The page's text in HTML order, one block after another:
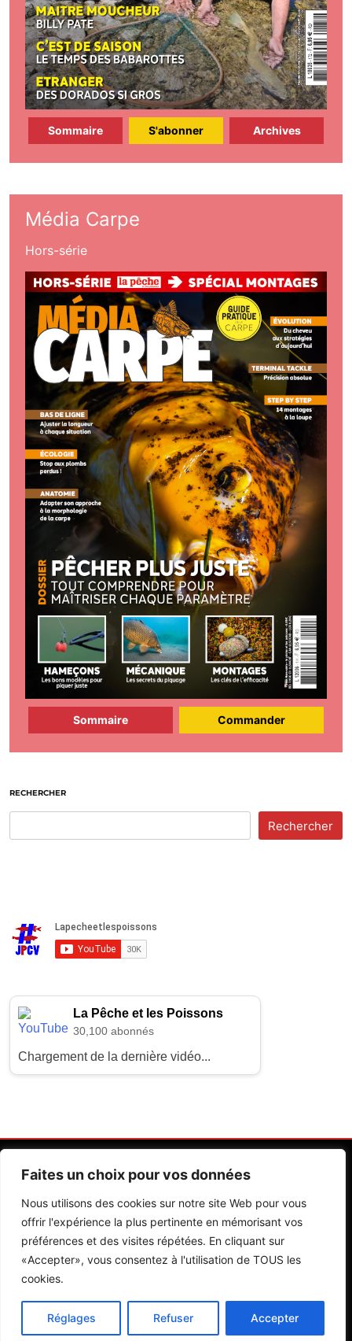
Faites un choix pour vos données
Nous utilisons des cookies sur notre site Web pour vous
offrir l'expérience la plus pertinente en mémorisant vos
préférences et des visites répétées. En cliquant sur
«Accepter», vous consentez à l'utilisation de TOUS les
cookies.
Réglages Refuser Accepter
Sommaire S'abonner Archives
Média Carpe
Hors-série
Sommaire Commander
RECHERCHER
Rechercher
La Pêche et les Poissons
30,100 abonnés
Chargement de la dernière vidéo...
Contactez Nos Rédactions Mentions Légales